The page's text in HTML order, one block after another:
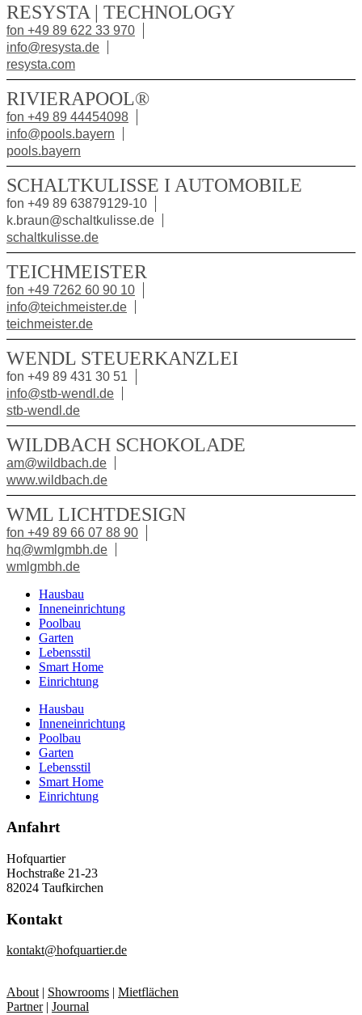
RESYSTA | TECHNOLOGY
fon +49 89 622 33 970
info@resysta.de
resysta.com
RIVIERAPOOL®
fon +49 89 44454098
info@pools.bayern
pools.bayern
SCHALTKULISSE I AUTOMOBILE
fon +49 89 63879129-10
k.braun@schaltkulisse.de
schaltkulisse.de
TEICHMEISTER
fon +49 7262 60 90 10
info@teichmeister.de
teichmeister.de
WENDL STEUERKANZLEI
fon +49 89 431 30 51
info@stb-wendl.de
stb-wendl.de
WILDBACH SCHOKOLADE
am@wildbach.de
www.wildbach.de
WML LICHTDESIGN
fon +49 89 66 07 88 90
hq@wmlgmbh.de
wmlgmbh.de
Hausbau
Inneneinrichtung
Poolbau
Garten
Lebensstil
Smart Home
Einrichtung
Hausbau
Inneneinrichtung
Poolbau
Garten
Lebensstil
Smart Home
Einrichtung
Anfahrt
Hofquartier
Hochstraße 21-23
82024 Taufkirchen
Kontakt
kontakt@hofquartier.de
About | Showrooms | Mietflächen
Partner| Journal